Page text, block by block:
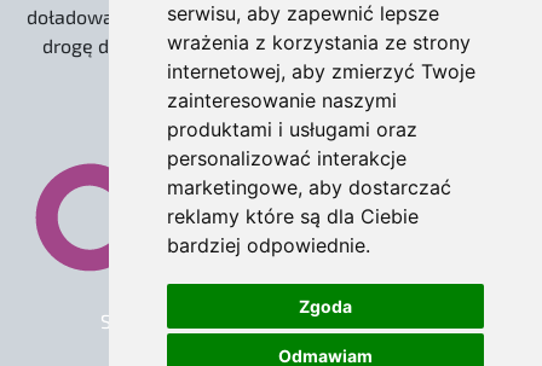
serwisu, aby zapewnić lepsze
wrażenia z korzystania ze strony
internetowej, aby zmierzyć Twoje
zainteresowanie naszymi
produktami i usługami oraz
personalizować interakcje
marketingowe, aby dostarczać
reklamy które są dla Ciebie
bardziej odpowiednie.
Zgoda
Odmawiam
doładowania IAP dla leadów) oraz gwarantując otwartą
drogę do ewentualnej migracji na wersję Enterprise.
Strona główna O odoo •
Warunki Świadczenia Usługi